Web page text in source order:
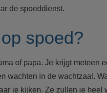
de spoeddienst.
spoed?
of papa. Je krijgt meteen
wachten in de wachtzaal.
je kijken. Ze zullen je heel